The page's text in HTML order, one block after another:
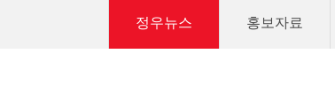
정우뉴스 홍보자료